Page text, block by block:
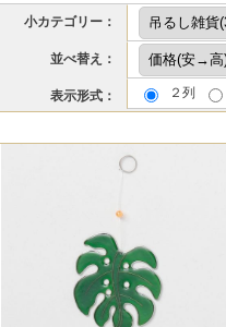
小カテゴリー：
並べ替え：
表示形式： ２列